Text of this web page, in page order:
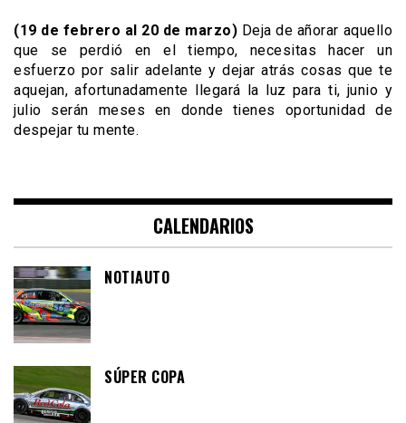
(19 de febrero al 20 de marzo) Deja de añorar aquello
que se perdió en el tiempo, necesitas hacer un
esfuerzo por salir adelante y dejar atrás cosas que te
aquejan, afortunadamente llegará la luz para ti, junio y
julio serán meses en donde tienes oportunidad de
despejar tu mente.
CALENDARIOS
NOTIAUTO
SÚPER COPA